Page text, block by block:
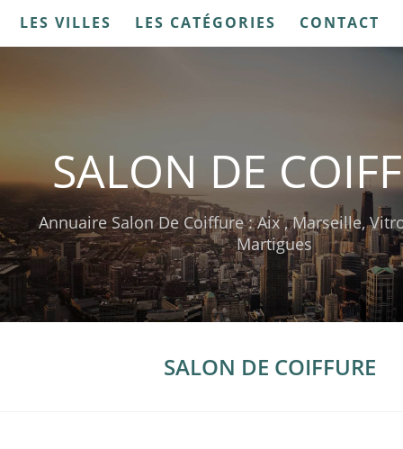
LES VILLES LES CATÉGORIES CONTACT
SALON DE
Annuaire Salon De Coiffure : Aix , Marseille,
Martigues
SALON DE COIFFURE